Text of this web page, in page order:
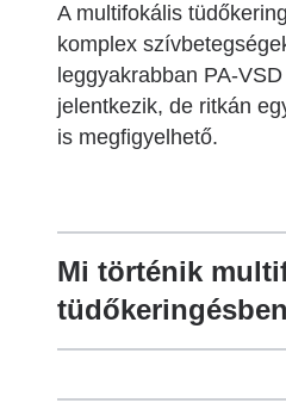
A multifokális
komplex
leggyakrabban PA-
jelentkezik, de ritkán
is megfigyelhető.
Mi történik